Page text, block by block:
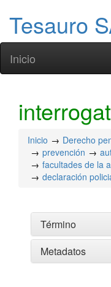
Tesauro
Inicio
Inicio Derecho
prevención
facultades de la
declaración
Término
Metadatos